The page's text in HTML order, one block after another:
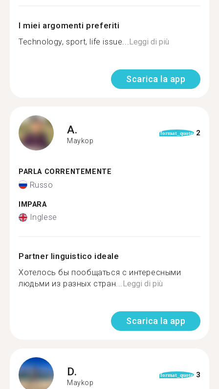
I miei argomenti preferiti
Technology, sport, life issue...Leggi di più
Scarica la app
A.
Maykop
format_quote 2
PARLA CORRENTEMENTE
Russo
IMPARA
Inglese
Partner linguistico ideale
Хотелось бы пообщаться с интересными
людьми из разных стран...Leggi di più
Scarica la app
D.
Maykop
format_quote 3